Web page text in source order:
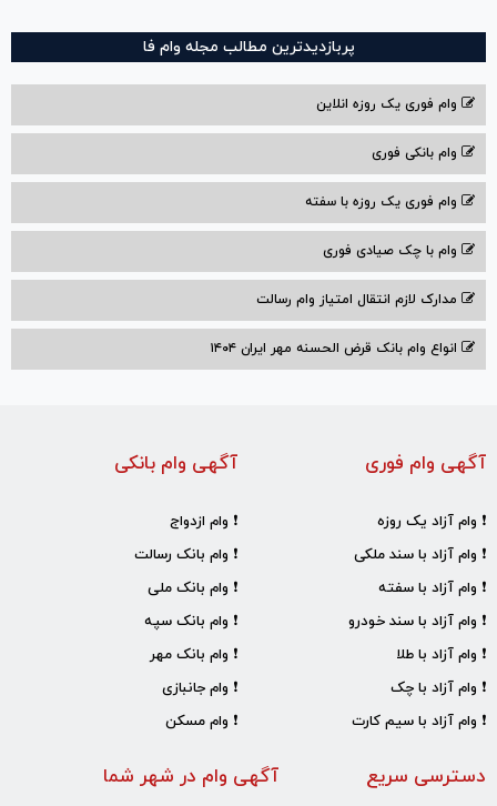
پربازدیدترین مطالب مجله وام فا
وام فوری یک روزه انلاین
وام بانکی فوری
وام فوری یک روزه با سفته
وام با‌ چک صیادی‌ فوری
مدارک لازم انتقال امتیاز وام رسالت
انواع وام بانک قرض الحسنه مهر ایران ۱۴۰۴
آگهی وام بانکی
❗ وام ازدواج
❗ وام بانک رسالت
❗ وام بانک ملی
❗ وام بانک سپه
❗ وام بانک مهر
❗ وام جانبازی
❗ وام مسکن
آگهی وام فوری
❗ وام آزاد یک روزه
❗ وام آزاد با سند ملکی
❗ وام آزاد با سفته
❗ وام آزاد با سند خودرو
❗ وام آزاد با طلا
❗ وام آزاد با چک
❗ وام آزاد با سیم کارت
آگهی وام در شهر شما دسترسی سریع